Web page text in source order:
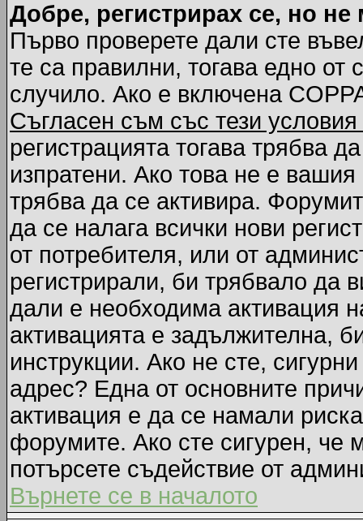
Добре, регистрирах се, но не
Първо проверете дали сте
те са правилни, тогава едно
случило. Ако е включена
Съгласен съм със тези
регистрацията тогава трябва
изпратени. Ако това не е
трябва да се активира.
да се налага всички нови
от потребителя, или от
регистрирали, би трябвало да
дали е необходима активация
активацията е задължителна,
инструкции. Ако не сте,
адрес? Една от основните
активация е да се намали
форумите. Ако сте сигурен, че
потърсете съдействие от
Върнете се в началото